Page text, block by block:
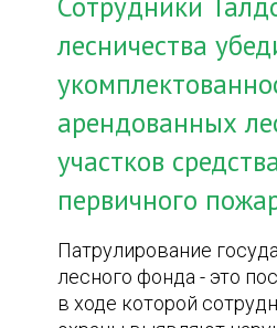
лесничества
арендованных
участков
первичного
Патрулирование
лесного фонда - это
в ходе которой